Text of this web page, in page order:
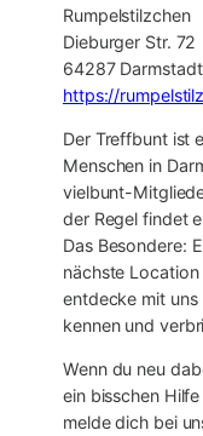
Rumpelstilzchen
Dieburger Str. 72
64287 Darmstadt
https://
Der Treffbunt ist
Menschen in
vielbunt-
der Regel findet
Das Besondere:
nächste
entdecke mit uns
kennen und
Wenn du neu
ein bisschen
melde dich bei